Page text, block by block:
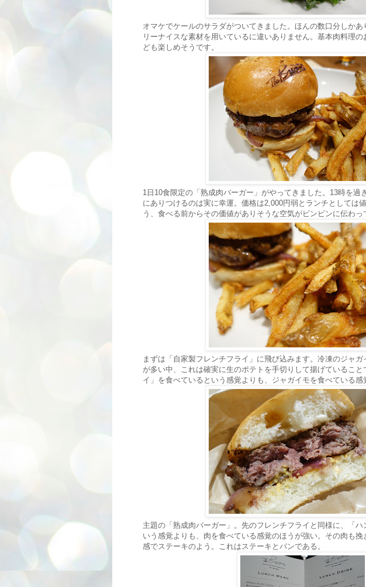
オマケでケールのサラダがついてきました。ほんの数口分しか
リーナイスな素材を用いているに違いありません。基本肉料理
ども楽しめそうです。
1日10食限定の「熟成肉バーガー」がやってきました。13時を過
にありつけるのは実に幸運。価格は2,000円弱とランチとしては
う、食べる前からその価値がありそうな空気がビンビンに伝わっ
まずは「自家製フレンチフライ」に飛び込みます。冷凍のジャ
が多い中、これは確実に生のポテトを手切りして揚げていること
イ」を食べているという感覚よりも、ジャガイモを食べている感
主題の「熟成肉バーガー」。先のフレンチフライと同様に、「ハ
いう感覚よりも、肉を食べている感覚のほうが強い。その肉も
感でステーキのよう。これはステーキとパンである。